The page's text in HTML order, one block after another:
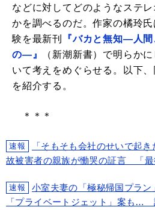
などに対してどのようなステ
かを調べるのだ。作家の橘玲
験を最新刊
『バカと無知―人
の―』
（新潮新書）で明らか
いて考えをめぐらせる。以下
を紹介する。
＊＊＊
速報
「そもそも会社のせいで起
故被害者の親族が慟哭の証言 「最
速報
小室夫妻の「極秘帰国プラ
「プライベートジェット」案も…